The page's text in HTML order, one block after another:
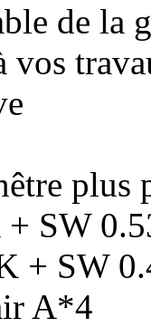
de la
vos
plus
SW
+ SW
A*4